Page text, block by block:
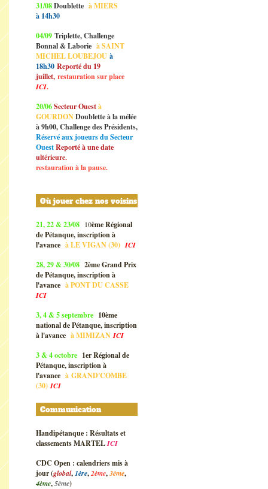
31/08Doublette à MIERS
à 14h30
04/09 Triplette, Challenge
Bonnal & Laborie à SAINT
MICHEL LOUBEJOU à
18h30 Reporté du 19
juillet, restauration sur place
ICI.
20/06Secteur Ouestà
GOURDONDoublette à la mélée
à 9h00, Challenge des Présidents,
Réservé aux joueurs du Secteur
OuestReporté à une date
ultérieure.
restauration à la pause.
Où jouer chez nos voisins
21, 22 & 23/08 10ème Régional
de Pétanque, inscription à
l'avance àLE VIGAN (30) ICI
28, 29 & 30/08 2ème Grand Prix
de Pétanque, inscription à
l'avance àPONT DU CASSE
ICI
3, 4 & 5 septembre 10ème
national de Pétanque, inscription
à l'avance àMIMIZAN ICI
3 & 4 octobre 1er Régional de
Pétanque, inscription à
l'avance à GRAND'COMBE
(30) ICI
Communication
Handipétanque : Résultats et
classements MARTELICI
CDC Open : calendriers mis à
jour (global,1ère,2ème,3ème,
4ème,5ème)